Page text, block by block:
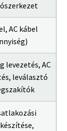
AC kábel
levezetés, AC
leválasztó